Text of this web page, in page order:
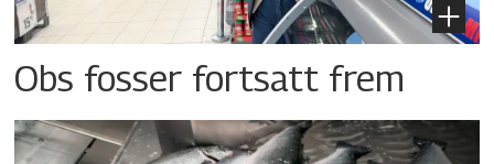
Obs fosser fortsatt frem